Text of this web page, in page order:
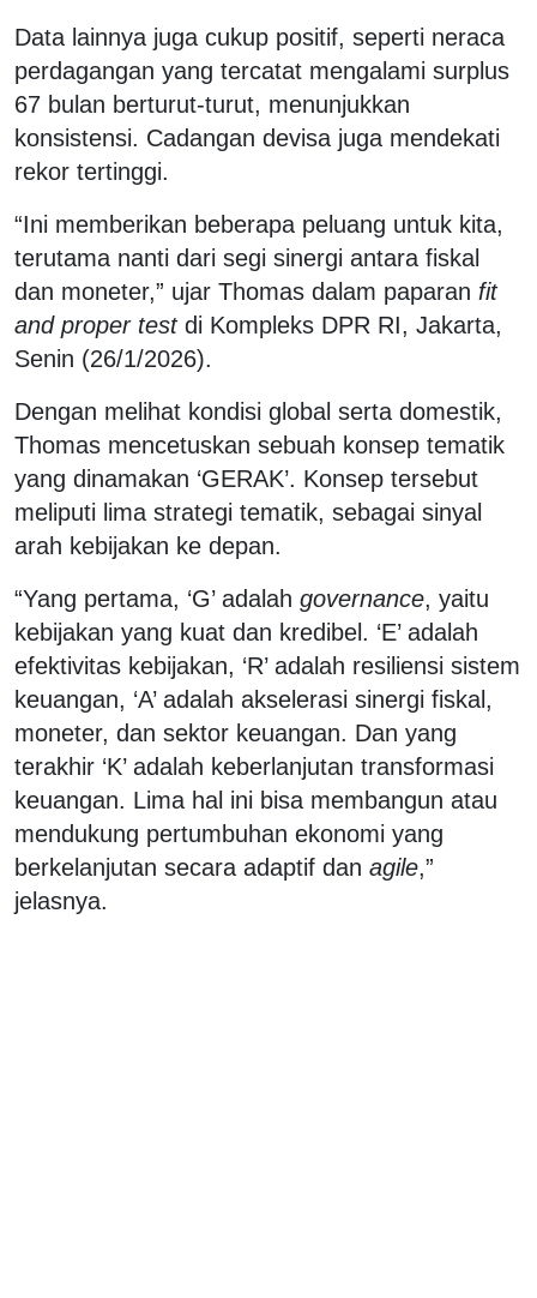
Data lainnya juga cukup positif, seperti neraca
perdagangan yang tercatat mengalami surplus
67 bulan berturut-turut, menunjukkan
konsistensi. Cadangan devisa juga mendekati
rekor tertinggi.
“Ini memberikan beberapa peluang untuk kita,
terutama nanti dari segi sinergi antara fiskal
dan moneter,” ujar Thomas dalam paparan fit
and proper testdi Kompleks DPR RI, Jakarta,
Senin (26/1/2026).
Dengan melihat kondisi global serta domestik,
Thomas mencetuskan sebuah konsep tematik
yang dinamakan ‘GERAK’. Konsep tersebut
meliputi lima strategi tematik, sebagai sinyal
arah kebijakan ke depan.
“Yang pertama, ‘G’ adalah governance, yaitu
kebijakan yang kuat dan kredibel. ‘E’ adalah
efektivitas kebijakan, ‘R’ adalah resiliensi sistem
keuangan, ‘A’ adalah akselerasi sinergi fiskal,
moneter, dan sektor keuangan. Dan yang
terakhir ‘K’ adalah keberlanjutan transformasi
keuangan. Lima hal ini bisa membangun atau
mendukung pertumbuhan ekonomi yang
berkelanjutan secara adaptif dan agile,”
jelasnya.